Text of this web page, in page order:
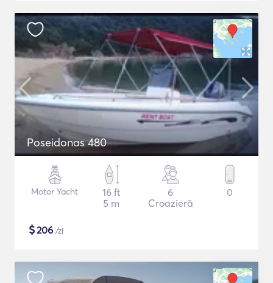
Poseidonas 480
Motor Yacht
16 ft
5 m
6
Croazieră
0
$206 /zi